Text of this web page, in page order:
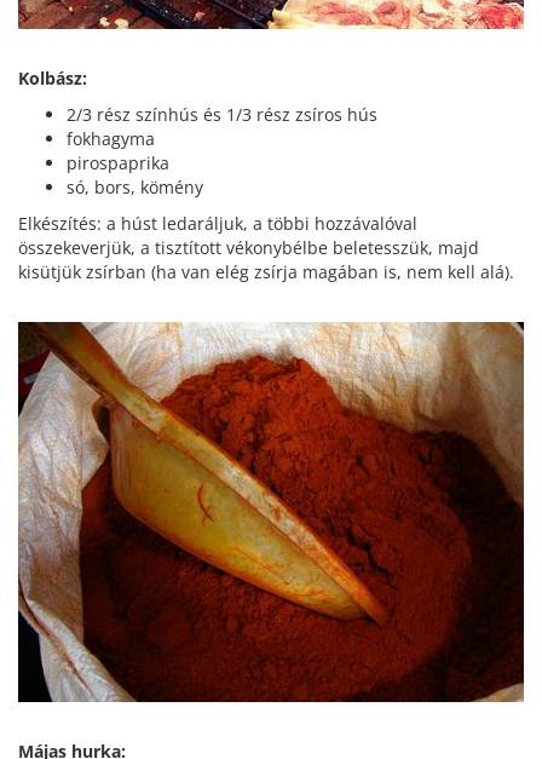
Kolbász:
2/3 rész színhús és 1/3 rész zsíros hús
fokhagyma
pirospaprika
só, bors, kömény
Elkészítés: a húst ledaráljuk, a többi hozzávalóval
összekeverjük, a tisztított vékonybélbe beletesszük, majd
kisütjük zsírban (ha van elég zsírja magában is, nem kell alá).
Májas hurka: